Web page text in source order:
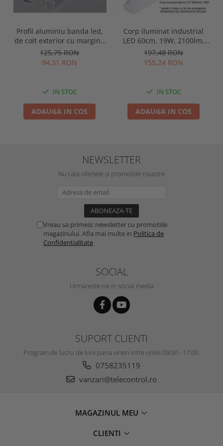
Profil aluminiu banda led,
de colt exterior cu margini,
pentru tencuit, lungime 2m,
culoare gri natur, Optonica
125,75 RON
94,31 RON
IN STOC
ADAUGA IN COS
Corp iluminat industrial
LED 60cm, 19W, 2100lm,
4000K, IP65, IK09, 180grade,
Intelight 93101
197,48 RON
155,24 RON
IN STOC
ADAUGA IN COS
NEWSLETTER
Nu rata ofertele si promotiile noastre
Vreau sa primesc newsletter cu promotiile
magazinului. Afla mai multe in Politica de
Confidentialitate
SOCIAL
Urmareste-ne in social media
SUPORT CLIENTI
Program de lucru de luni pana vineri intre orele 09:00 - 17:00.
0758235119
vanzari@telecontrol.ro
MAGAZINUL MEU
CLIENTI